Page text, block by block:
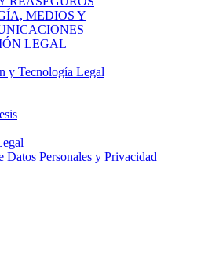
MEDIOS Y
LEGAL
y Tecnología Legal
Datos Personales y Privacidad